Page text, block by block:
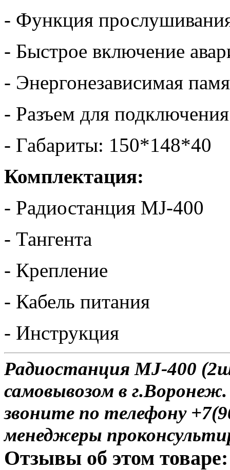
- Функция
- Быстрое включение
- Энергонезависимая
- Разъем для
- Габариты: 150*148*40
Комплектация:
- Радиостанция MJ-400
- Тангента
- Крепление
- Кабель питания
- Инструкция
Радиостанция MJ-400
самовывозом в
звоните по телефону
менеджеры
Отзывы об этом товаре: